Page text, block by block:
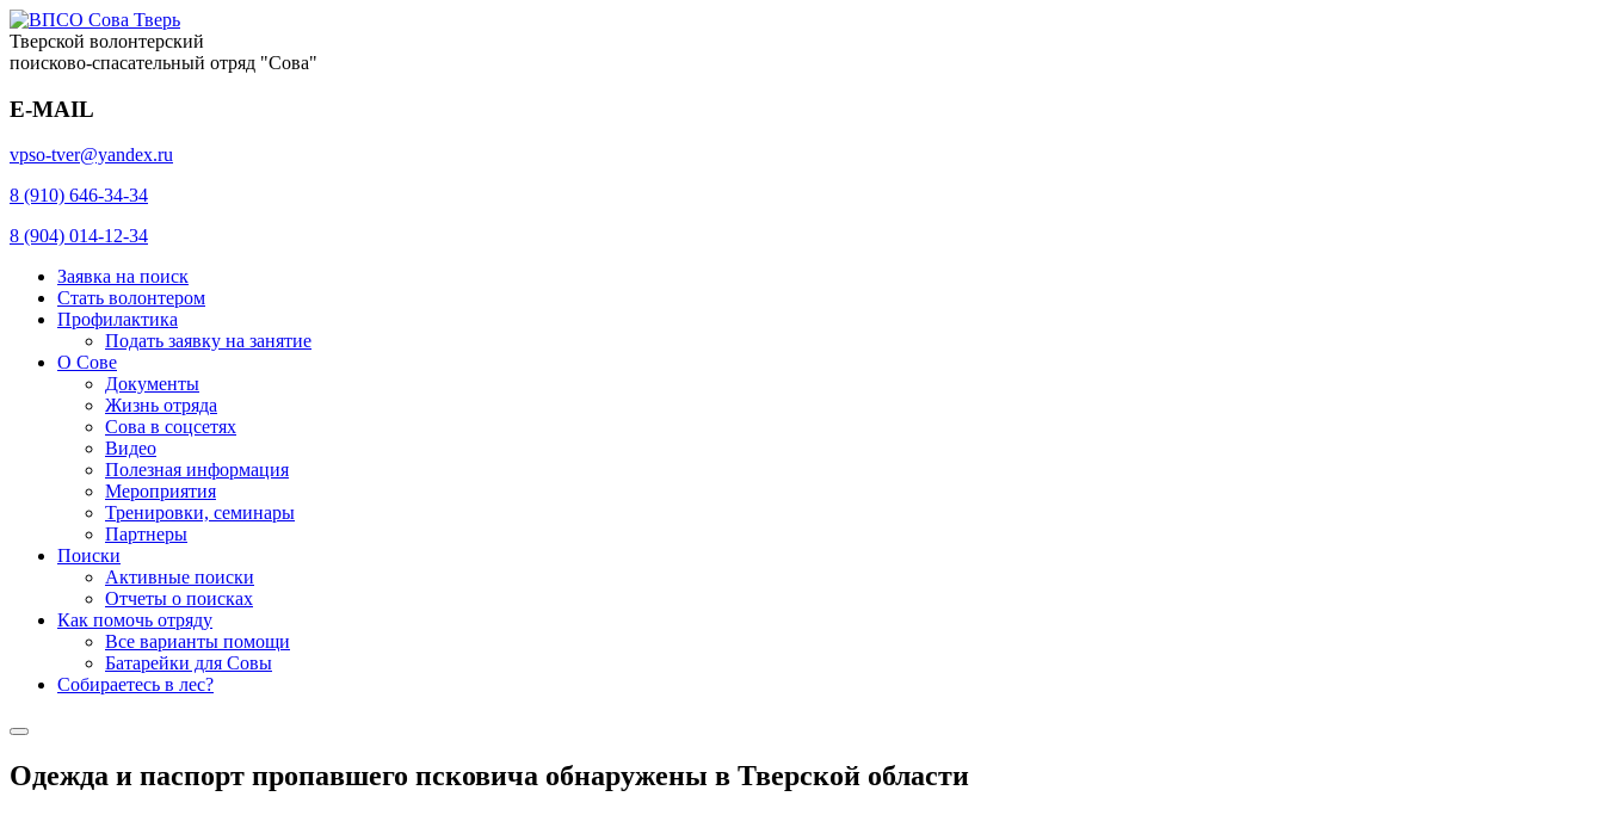
Тверской волонтерский
поисково-спасательный отряд "Сова"
E-MAIL
vpso-tver@yandex.ru
8 (910) 646-34-34
8 (904) 014-12-34
Заявка на поиск
Стать волонтером
Профилактика
Подать заявку на занятие
О Сове
Документы
Жизнь отряда
Сова в соцсетях
Видео
Полезная информация
Мероприятия
Тренировки, семинары
Партнеры
Поиски
Активные поиски
Отчеты о поисках
Как помочь отряду
Все варианты помощи
Батарейки для Совы
Собираетесь в лес?
Одежда и паспорт пропавшего псковича обнаружены в Тверской области